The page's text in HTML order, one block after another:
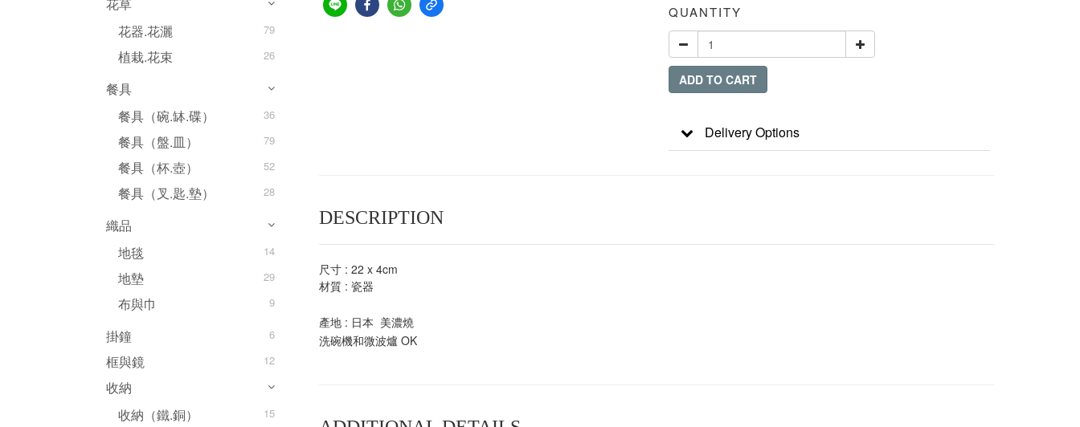
花草
花器.花灑
79
植栽.花束 26
餐具
餐具（碗.缽.碟）
36
餐具（盤.皿） 79
餐具（杯.壺） 52
餐具（叉.匙.墊） 28
織品
地毯
14
地墊 29
布與巾 9
掛鐘 6
框與鏡 12
收納
收納（鐵.銅）
15
QUANTITY
ADD TO CART
Delivery Options
DESCRIPTION
尺寸 : 22 x 4cm
材質 : 瓷器
產地 : 日本 美濃燒
洗碗​​機和微波爐 OK